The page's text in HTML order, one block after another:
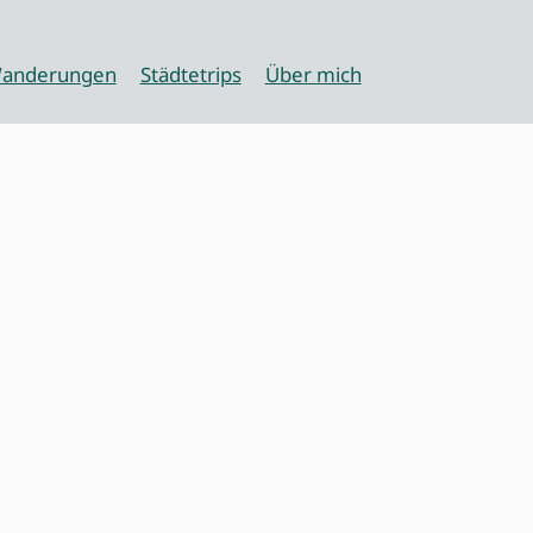
Städtetrips Über mich